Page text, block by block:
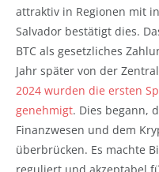
attraktiv in Regionen mit
Salvador bestätigt dies.
BTC als gesetzliches
Jahr später von der
2024 wurden die ersten
genehmigt. Dies begann,
Finanzwesen und dem
überbrücken. Es machte